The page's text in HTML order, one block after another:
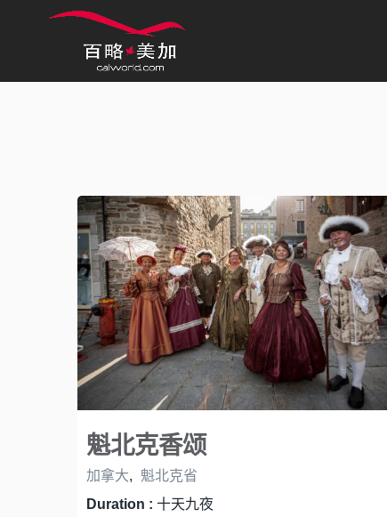
魁北克香颂
加拿大,
魁北克省
Duration : 十天九夜